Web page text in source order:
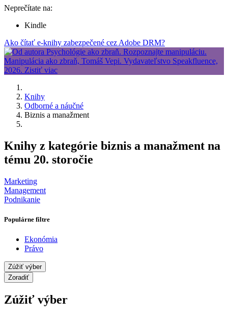
Neprečítate na:
Kindle
Ako čítať e-knihy zabezpečené cez Adobe DRM?
Knihy
Odborné a náučné
Biznis a manažment
Knihy z kategórie biznis a manažment na
tému 20. storočie
Marketing
Management
Podnikanie
Populárne filtre
Ekonómia
Právo
Zúžiť výber
Zoradiť
Zúžiť výber